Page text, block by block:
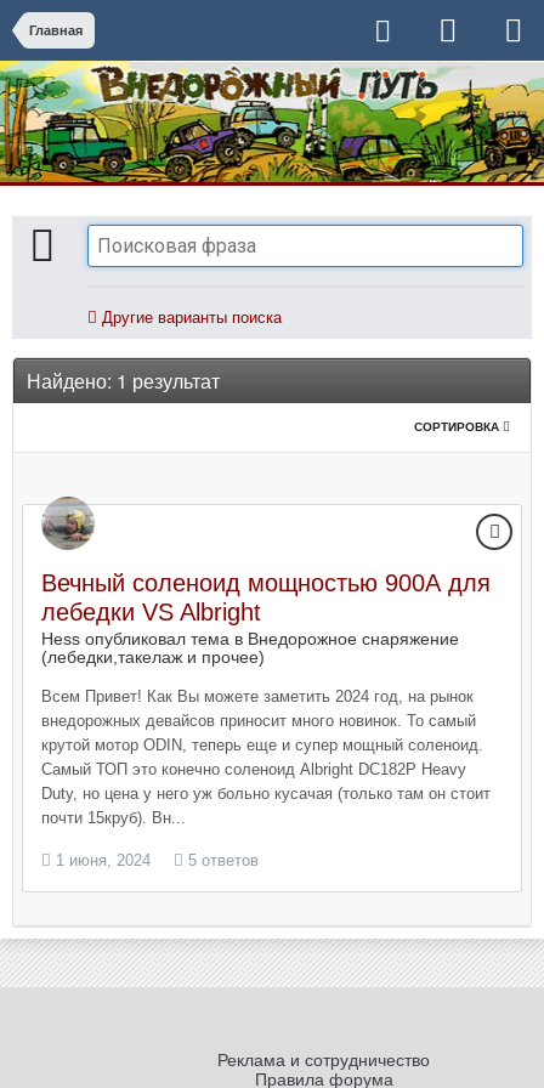
Главная
Другие варианты поиска
Найдено: 1 результат
СОРТИРОВКА
Вечный соленоид мощностью 900А для
лебедки VS Albright
Hess опубликовал тема в Внедорожное снаряжение
(лебедки,такелаж и прочее)
Всем Привет! Как Вы можете заметить 2024 год, на рынок
внедорожных девайсов приносит много новинок. То самый
крутой мотор ODIN, теперь еще и супер мощный соленоид.
Самый ТОП это конечно соленоид Albright DC182P Heavy
Duty, но цена у него уж больно кусачая (только там он стоит
почти 15круб). Вн...
1 июня, 2024 5 ответов
Реклама и сотрудничество
Правила форума